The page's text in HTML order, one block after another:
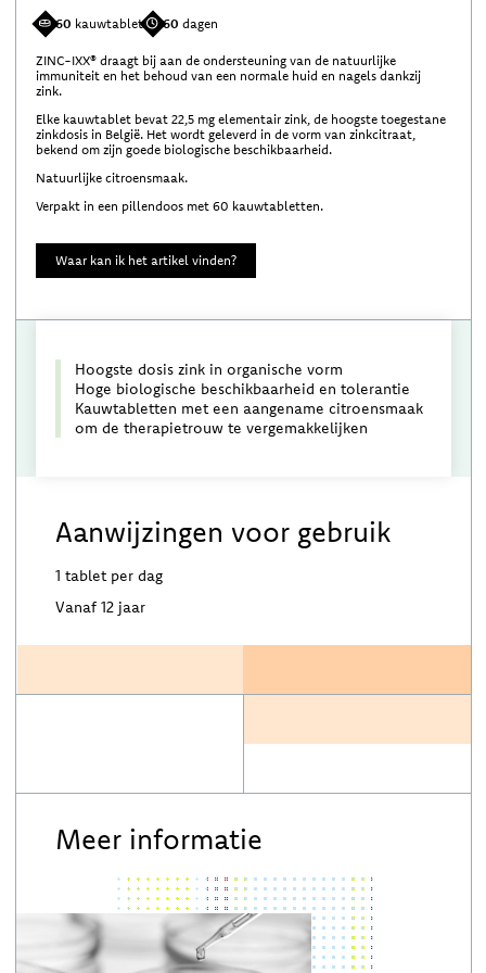
60 kauwtablet 60 dagen
ZINC-IXX® draagt bij aan de ondersteuning van de natuurlijke
immuniteit en het behoud van een normale huid en nagels dankzij
zink.
Elke kauwtablet bevat 22,5 mg elementair zink, de hoogste toegestane
zinkdosis in België. Het wordt geleverd in de vorm van zinkcitraat,
bekend om zijn goede biologische beschikbaarheid.
Natuurlijke citroensmaak.
Verpakt in een pillendoos met 60 kauwtabletten.
Waar kan ik het artikel vinden?
Hoogste dosis zink in organische vorm
Hoge biologische beschikbaarheid en tolerantie
Kauwtabletten met een aangename citroensmaak
om de therapietrouw te vergemakkelijken
Aanwijzingen voor gebruik
1 tablet per dag
Vanaf 12 jaar
Meer informatie